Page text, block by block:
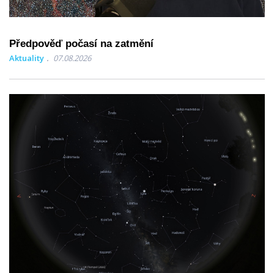
Předpověď počasí na zatmění
Aktuality 07.08.2026